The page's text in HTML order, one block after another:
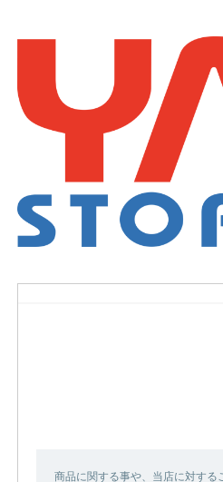
商品に関する事や、当店に対す